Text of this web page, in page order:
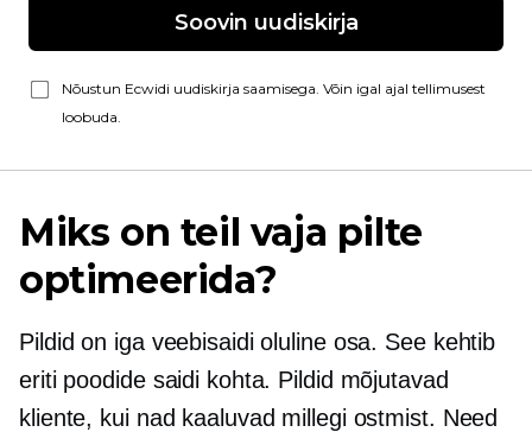
Soovin uudiskirja
Nõustun Ecwidi uudiskirja saamisega. Võin igal ajal tellimusest
loobuda.
Miks on teil vaja pilte
optimeerida?
Pildid on iga veebisaidi oluline osa. See kehtib
eriti poodide saidi kohta. Pildid mõjutavad
kliente, kui nad kaaluvad millegi ostmist. Need